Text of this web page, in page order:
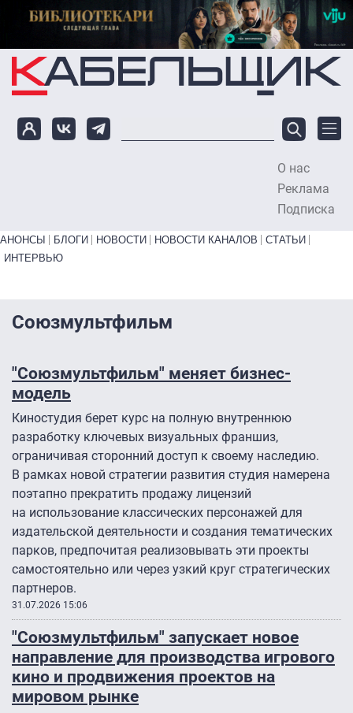
Перейти к основному содержанию
О нас
Реклама
Подписка
Primary links bottom
АНОНСЫ БЛОГИ НОВОСТИ НОВОСТИ КАНАЛОВ
СТАТЬИ
ИНТЕРВЬЮ
Союзмультфильм
"Союзмультфильм" меняет бизнес-
модель
Киностудия берет курс на полную внутреннюю
разработку ключевых визуальных франшиз,
ограничивая сторонний доступ к своему наследию.
В рамках новой стратегии развития студия намерена
поэтапно прекратить продажу лицензий
на использование классических персонажей для
издательской деятельности и создания тематических
парков, предпочитая реализовывать эти проекты
самостоятельно или через узкий круг стратегических
партнеров.
31.07.2026 15:06
"Союзмультфильм" запускает новое
направление для производства игрового
кино и продвижения проектов на
мировом рынке